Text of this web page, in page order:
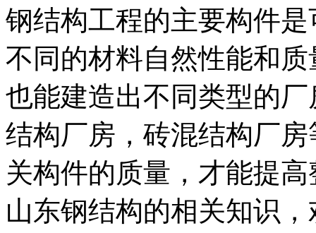
钢结构工程的主要构件
不同的材料自然性能和
也能建造出不同类型的
结构厂房，砖混结构厂
关构件的质量，才能提
山东钢结构的相关知识